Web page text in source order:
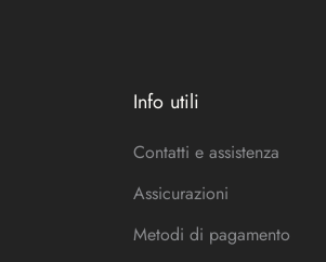
Info utili
Contatti e assistenza
Assicurazioni
Metodi di pagamento